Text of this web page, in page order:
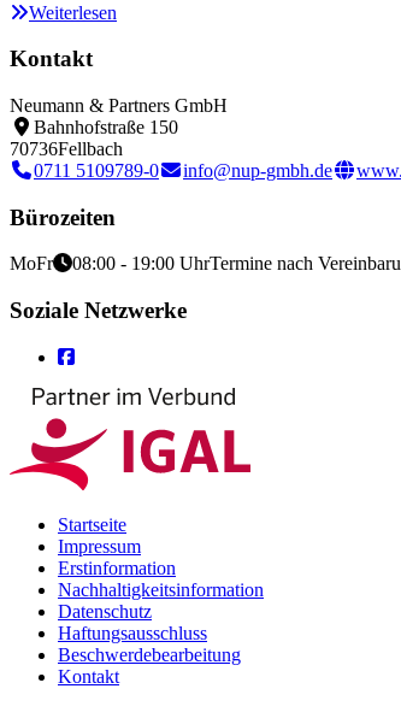
Weiterlesen
Kontakt
Neumann & Partners GmbH
Bahnhofstraße 150
70736Fellbach
0711 5109789-0
info@nup-gmbh.de
Bürozeiten
MoFr 08:00 - 19:00 UhrTermine nach
Soziale Netzwerke
Startseite
Impressum
Erstinformation
Nachhaltigkeitsinformation
Datenschutz
Haftungsausschluss
Beschwerdebearbeitung
Kontakt